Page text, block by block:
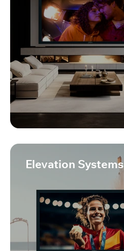
Elevation Systems